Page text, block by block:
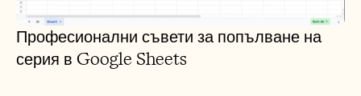
Професионални съвети за попълване на
серия в Google Sheets